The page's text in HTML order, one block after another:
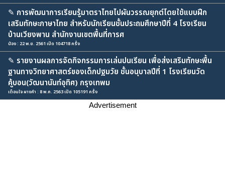
✎ การพัฒนาการเรียนรู้มาตราไทยไปผันวรรณยุกต์โดยใช้แบบฝึก
เสริมทักษะภาษาไทย สำหรับนักเรียนชั้นประถมศึกษาปีที่ 4 โรงเรียน
บ้านเวียงพาน สำนักงานเขตพื้นที่การศ
น้อง : 22 พ.ย. 2561 เปิด 104718 ครั้ง
✎ รายงานผลการจัดกิจกรรมการเล่นปนเรียน เพื่อส่งเสริมทักษะพื้น
ฐานทางวิทยาศาสตร์ของเด็กปฐมวัย ชั้นอนุบาลปีที่ 1 โรงเรียนวัด
คู้บอน(วัฒนานันท์อุทิศ) กรุงเทพม
เตือนใจ ผางคำ : 8 พ.ค. 2563 เปิด 105191 ครั้ง
Advertisement